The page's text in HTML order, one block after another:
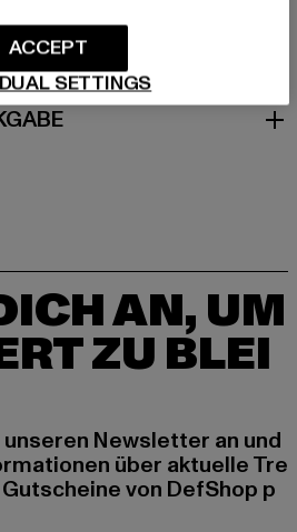
AN, UM
ZU BLEI
Newsletter an und
über aktuelle Tre
von DefShop p
SETTINGS
ACCEPT